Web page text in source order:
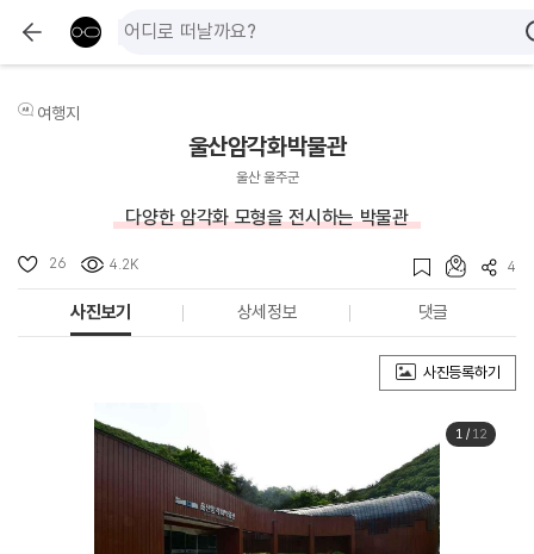
여행지
울산암각화박물관
울산 울주군
다양한 암각화 모형을 전시하는 박물관
26 4.2K 4
사진보기 상세정보 댓글
사진등록하기
1/ 12